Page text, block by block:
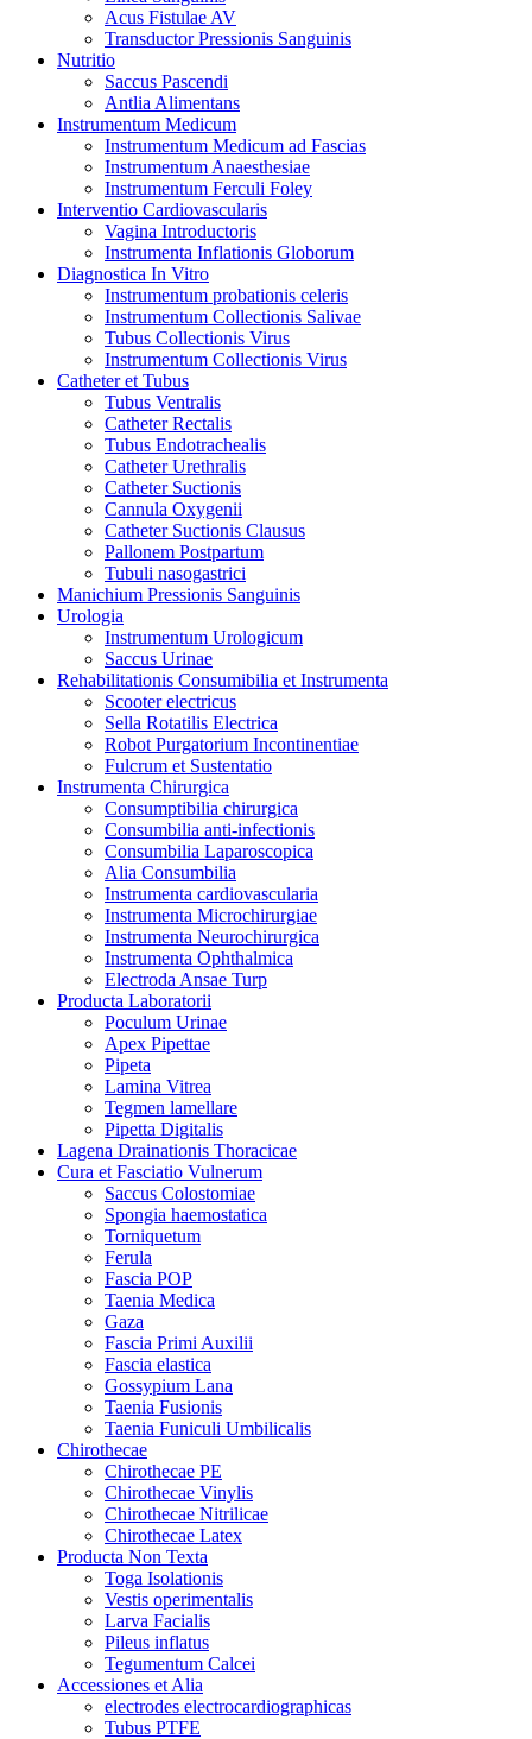
Acus Fistulae AV
Transductor Pressionis Sanguinis
Nutritio
Saccus Pascendi
Antlia Alimentans
Instrumentum Medicum
Instrumentum Medicum ad Fascias
Instrumentum Anaesthesiae
Instrumentum Ferculi Foley
Interventio Cardiovascularis
Vagina Introductoris
Instrumenta Inflationis Globorum
Diagnostica In Vitro
Instrumentum probationis celeris
Instrumentum Collectionis Salivae
Tubus Collectionis Virus
Instrumentum Collectionis Virus
Catheter et Tubus
Tubus Ventralis
Catheter Rectalis
Tubus Endotrachealis
Catheter Urethralis
Catheter Suctionis
Cannula Oxygenii
Catheter Suctionis Clausus
Pallonem Postpartum
Tubuli nasogastrici
Manichium Pressionis Sanguinis
Urologia
Instrumentum Urologicum
Saccus Urinae
Rehabilitationis Consumibilia et Instrumenta
Scooter electricus
Sella Rotatilis Electrica
Robot Purgatorium Incontinentiae
Fulcrum et Sustentatio
Instrumenta Chirurgica
Consumptibilia chirurgica
Consumbilia anti-infectionis
Consumbilia Laparoscopica
Alia Consumbilia
Instrumenta cardiovascularia
Instrumenta Microchirurgiae
Instrumenta Neurochirurgica
Instrumenta Ophthalmica
Electroda Ansae Turp
Producta Laboratorii
Poculum Urinae
Apex Pipettae
Pipeta
Lamina Vitrea
Tegmen lamellare
Pipetta Digitalis
Lagena Drainationis Thoracicae
Cura et Fasciatio Vulnerum
Saccus Colostomiae
Spongia haemostatica
Torniquetum
Ferula
Fascia POP
Taenia Medica
Gaza
Fascia Primi Auxilii
Fascia elastica
Gossypium Lana
Taenia Fusionis
Taenia Funiculi Umbilicalis
Chirothecae
Chirothecae PE
Chirothecae Vinylis
Chirothecae Nitrilicae
Chirothecae Latex
Producta Non Texta
Toga Isolationis
Vestis operimentalis
Larva Facialis
Pileus inflatus
Tegumentum Calcei
Accessiones et Alia
electrodes electrocardiographicas
Tubus PTFE